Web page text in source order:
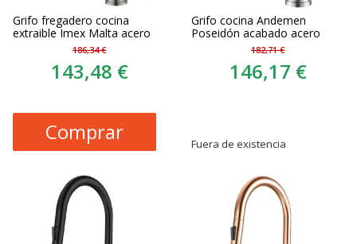
Grifo fregadero cocina
extraible Imex Malta acero
186,34 €
143,48 €
Comprar
Grifo cocina Andemen
Poseidón acabado acero
182,71 €
146,17 €
Fuera de existencia